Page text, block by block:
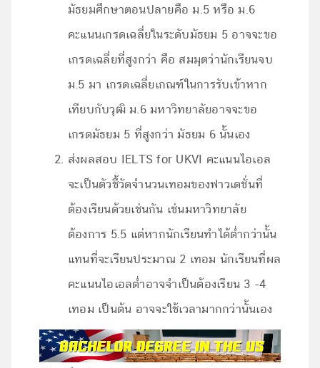
มัธยมศึกษาตอนปลายคือ ม.5 หรือ ม.6
คะแนนเกรดเฉลี่ยในระดับมัธยม 5 อาจจะขอ
เกรดเฉลี่ยที่สูงกว่า คือ สมมุตว่านักเรียนจบ
ม.5 มา เกรดเฉลี่ยเกณฑ์ในการรับเข้าหาก
เทียบกับวุฒิ ม.6 มหาวิทยาลัยอาจจะขอ
เกรดมัธยม 5 ที่สูงกว่า มัธยม 6 นั้นเอง
ส่งผลสอบ IELTS for UKVI คะแนนไอเอล
จะเป็นตัวชี้วัดจำนวนเทอมของฟาวเดชั่นที่
ต้องเรียนด้วยเช่นกัน เช่นมหาวิทยาลัย
ต้องการ 5.5 แต่หากนักเรียนทำได้ต่ำกว่านั้น
แทนที่จะเรียนประมาณ 2 เทอม นักเรียนที่ผล
คะแนนไอเอลต่ำอาจจำเป็นต้องเรียน 3 -4
เทอม เป็นต้น อาจจะใช้เวลามากกว่านั้นเอง